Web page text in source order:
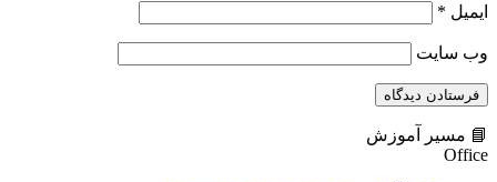
ایمیل *
وب‌ سایت
📘 مسیر آموزش
Office